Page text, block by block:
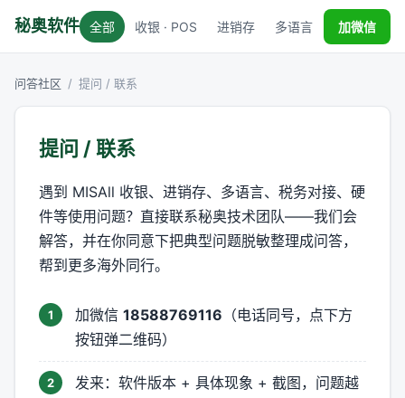
秘奥软件 全部 收银 · POS 进销存 多语言 税务对接
加微信
问答社区 / 提问 / 联系
提问 / 联系
遇到 MISAll 收银、进销存、多语言、税务对接、硬
件等使用问题？直接联系秘奥技术团队——我们会
解答，并在你同意下把典型问题脱敏整理成问答，
帮到更多海外同行。
加微信 18588769116 （电话同号，点下方
按钮弹二维码）
发来：软件版本 + 具体现象 + 截图，问题越